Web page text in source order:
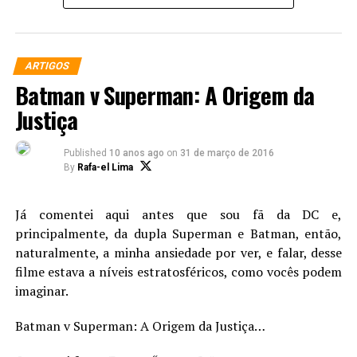
O sacrifício do Capitão Marvel em Reino do Amanhã
A aclamada Graphic Novel, Reino do Amanhã, escrita
personagens:
01 – Ozymandias (Watchmen)
ARTIGOS
Batman v Superman: A Origem da
Justiça
Published 10 anos ago on 31 de março de 2016
By Rafa-el Lima
Já comentei aqui antes que sou fã da DC e,
principalmente, da dupla Superman e Batman, então,
naturalmente, a minha ansiedade por ver, e falar, desse
filme estava a níveis estratosféricos, como vocês podem
imaginar.
Batman v Superman: A Origem da Justiça…